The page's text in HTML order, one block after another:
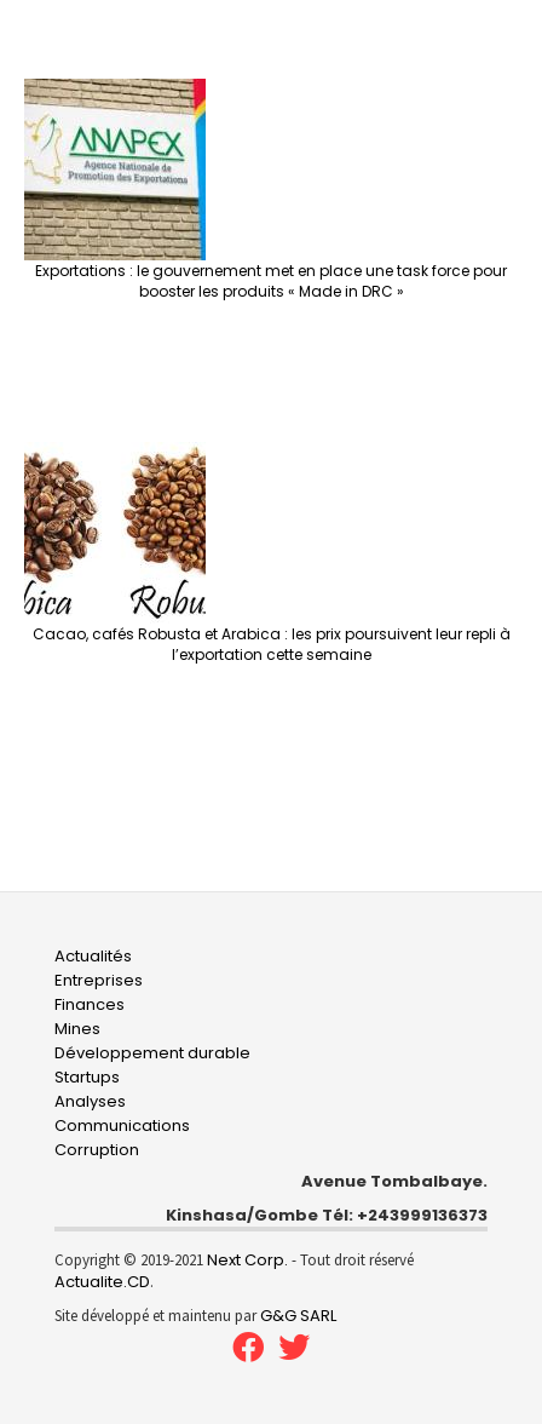
Exportations : le gouvernement met en place une task force pour
booster les produits « Made in DRC »
Cacao, cafés Robusta et Arabica : les prix poursuivent leur repli à
l’exportation cette semaine
Main
navigation
Actualités
Entreprises
Finances
Mines
Développement durable
Startups
Analyses
Communications
Corruption
Avenue Tombalbaye.
Kinshasa/Gombe Tél: +243999136373
Copyright © 2019-2021Next Corp. - Tout droit réservé
Actualite.CD.
Site développé et maintenu parG&G SARL